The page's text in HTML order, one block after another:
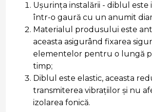
Ușurința instalării - diblul este
într-o gaură cu un anumit
Materialul produsului este
aceasta asigurând fixarea
elementelor pentru o lungă
timp;
Diblul este elastic, aceasta
transmiterea vibrațiilor și nu
izolarea fonică.